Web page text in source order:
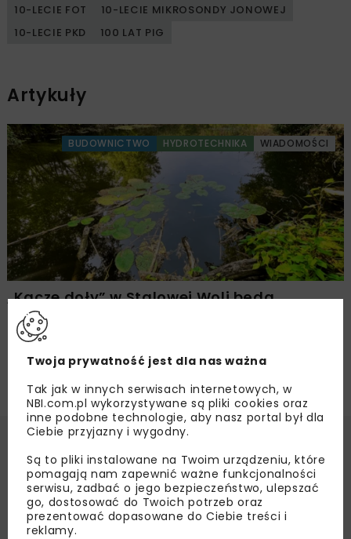
10-LECIE FOT
10-LECIE MIKROSONDY JONOWEJ
10-LECIE PKD
100 LAT PIG
Artykuły
BUDOWNICTWO HYDROTECHNIKA WIADOMOŚCI
„Kacze doły” w Stalowej Woli będą
zbiornikiem retencyjnym
Twoja prywatność jest dla nas ważna
Tak jak w innych serwisach internetowych, w
NBI.com.pl wykorzystywane są pliki cookies oraz
inne podobne technologie, aby nasz portal był dla
Ciebie przyjazny i wygodny.
Są to pliki instalowane na Twoim urządzeniu, które
pomagają nam zapewnić ważne funkcjonalności
serwisu, zadbać o jego bezpieczeństwo, ulepszać
go, dostosować do Twoich potrzeb oraz
prezentować dopasowane do Ciebie treści i
reklamy.